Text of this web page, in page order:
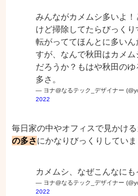
みんながカメムシ多いよ
けど掃除してたらびっく
転がっててほんとに多い
すが、なんで秋田はカメ
だろうか？もはや秋田の
多さ。
— ヨナ@なるテック_デザイナー
2022
毎日家の中やオフィスで見かけ
の多さにかなりびっくりしていま
カメムシ、なぜこんなにも
— ヨナ@なるテック_デザイナー
2022